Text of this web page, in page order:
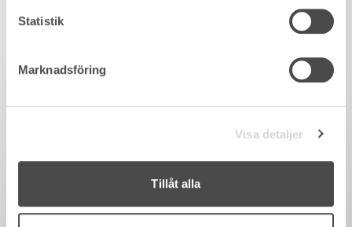
Statistik
Marknadsföring
Visa detaljer
Tillåt alla